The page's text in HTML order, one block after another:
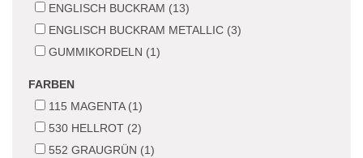
ENGLISCH BUCKRAM (13)
ENGLISCH BUCKRAM METALLIC (3)
GUMMIKORDELN (1)
FARBEN
115 MAGENTA (1)
530 HELLROT (2)
552 GRAUGRÜN (1)